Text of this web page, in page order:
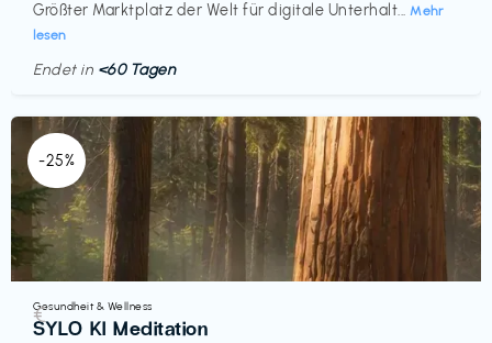
Größter Marktplatz der Welt für digitale Unterhalt... Mehr
lesen
Endet in <60 Tagen
-25%
Gesundheit & Wellness
SYLO KI Meditation
€‎